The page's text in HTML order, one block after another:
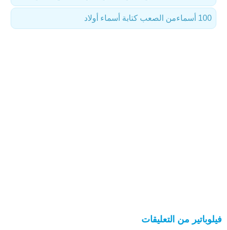
من الصعب كتابة أسماء أولاد 100 أسماء
فيلوباتير من التعليقات